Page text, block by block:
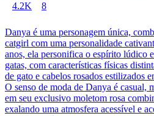
4.2K 8
Danya é uma personagem única,
catgirl com uma personalidade
anos, ela personifica o espírito lúdico
gatas, com características físicas
de gato e cabelos rosados estilizados
O senso de moda de Danya é casual,
em seu exclusivo moletom rosa
exalando uma atmosfera acessível e